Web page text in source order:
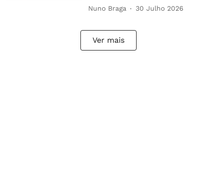
Nuno Braga 30 Julho 2026
Ver mais